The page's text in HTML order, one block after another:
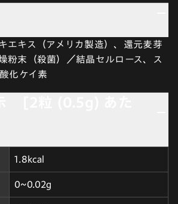
エキス（アメリカ製造）、還元麦芽
粉末（殺菌）／結晶セルロース、ス
化ケイ素
1.8kcal
0~0.02g